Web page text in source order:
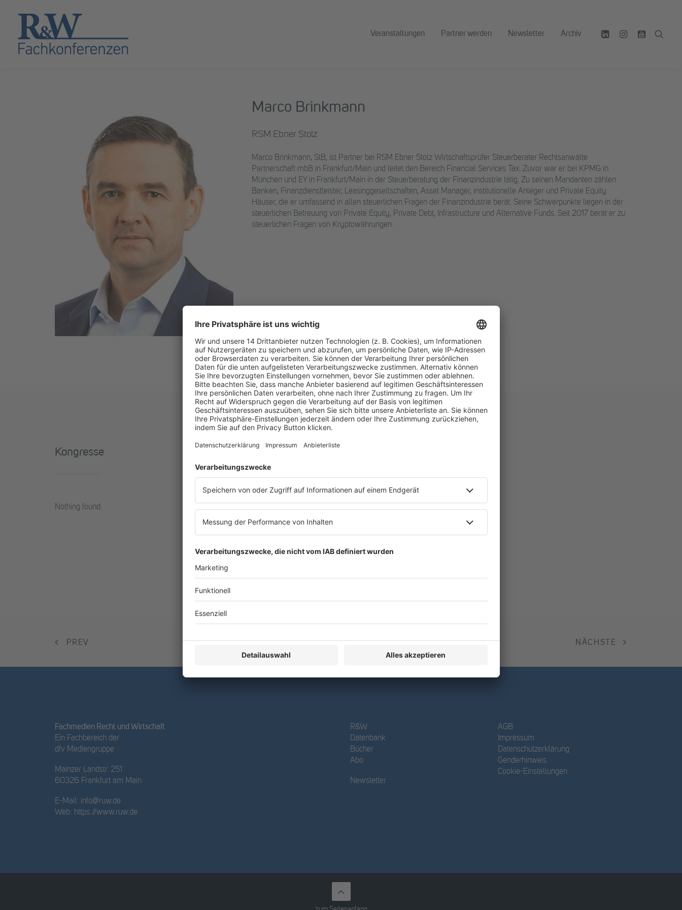
Veranstaltungen Partner werden Newsletter Archiv
Marco Brinkmann
RSM Ebner Stolz
Marco Brinkmann, StB, ist Partner bei RSM Ebner Stolz Wirtschaftsprüfer Steuerberater Rechtsanwälte
Partnerschaft mbB in Frankfurt/Main und leitet den Bereich Financial Services Tax. Zuvor war er bei KPMG in
München und EY in Frankfurt/Main in der Steuerberatung der Finanzindustrie tätig. Zu seinen Mandanten zählen
Banken, Finanzdienstleister, Leasinggesellschaften, Asset Manager, institutionelle Anleger und Private Equity
Häuser, die er umfassend in allen steuerlichen Fragen der Finanzindustrie berät. Seine Schwerpunkte liegen in der
steuerlichen Betreuung von Private Equity, Private Debt, Infrastructure und Alternative Funds. Seit 2017 berät er zu
steuerlichen Fragen von Kryptowährungen.
Kongresse
Nothing found.
PREV NÄCHSTE
Fachmedien Recht und Wirtschaft
Ein Fachbereich der
dfv Mediengruppe
Mainzer Landstr. 251
60326 Frankfurt am Main
E-Mail: info@ruw.de
Web: https://www.ruw.de
R&W
Datenbank
Bücher
Abo
Newsletter
AGB
Impressum
Datenschutzerklärung
Genderhinweis
Cookie-Einstellungen